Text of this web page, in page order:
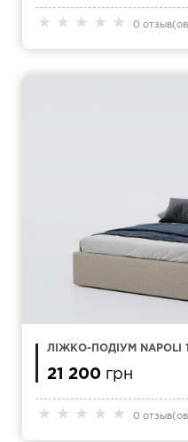
★ ★ ★ ★ ★ 0
★ ★ ★ ★ ★ 0
ЛІЖКО-ПОДІУМ NAPOLI
21 200 грн